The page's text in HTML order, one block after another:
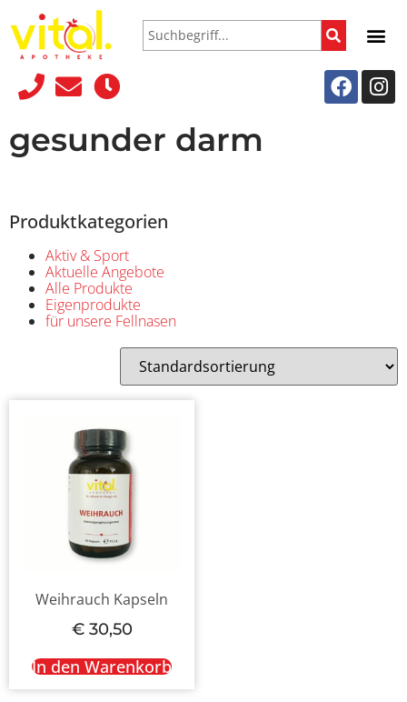
gesunder darm
Produktkategorien
Aktiv & Sport
Aktuelle Angebote
Alle Produkte
Eigenprodukte
für unsere Fellnasen
Weihrauch Kapseln
€30,50
In den Warenkorb